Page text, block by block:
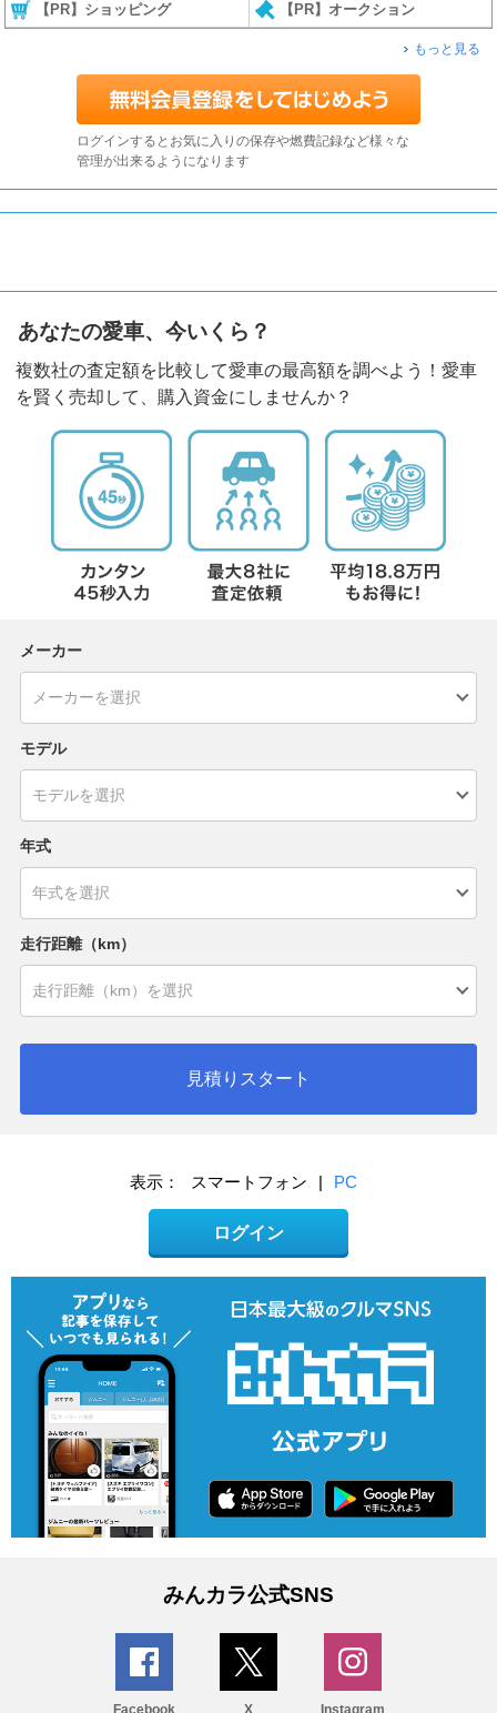
【PR】ショッピング 【PR】オークション
もっと見る
ログインするとお気に入りの保存や燃費記録など様々な
管理が出来るようになります
あなたの愛車、今いくら？
複数社の査定額を比較して愛車の最高額を調べよう！愛車
を賢く売却して、購入資金にしませんか？
メーカー
モデル
年式
走行距離（km）
見積りスタート
表示： スマートフォン | PC
ログイン
みんカラ公式SNS
Facebook X Instagram